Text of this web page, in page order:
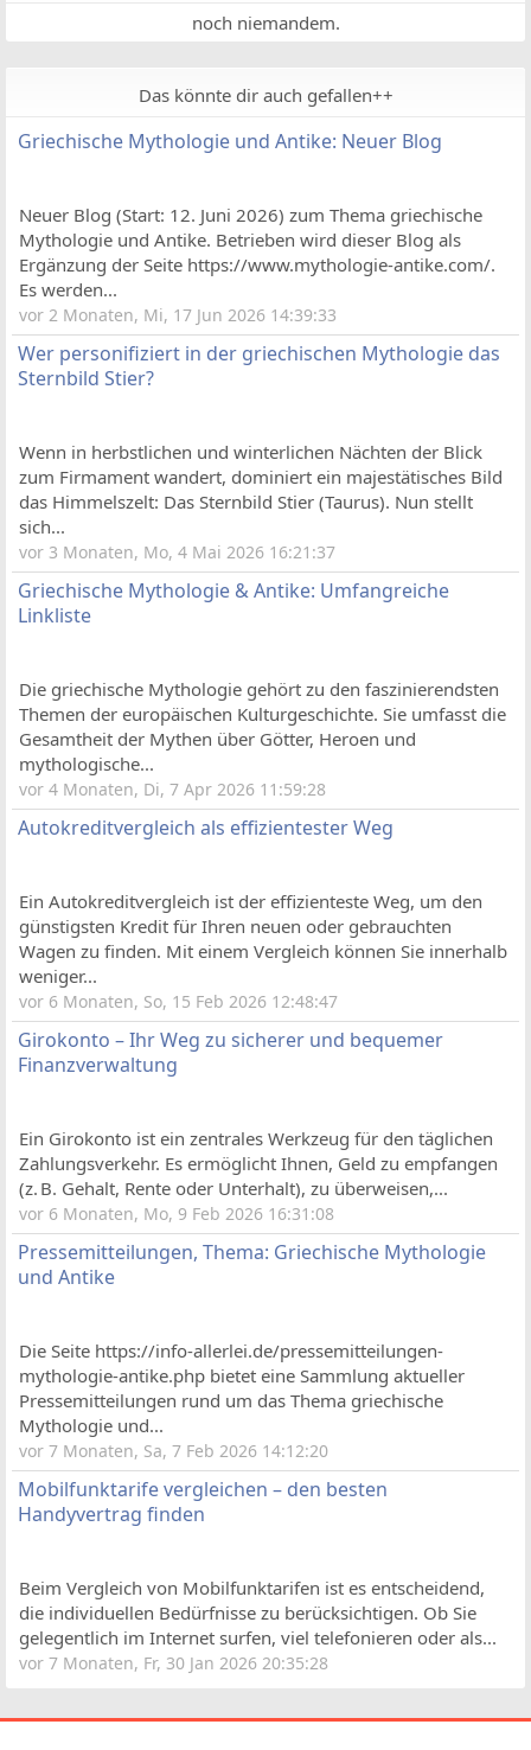
noch niemandem.
Das könnte dir auch gefallen++
Griechische Mythologie und Antike: Neuer Blog
Neuer Blog (Start: 12. Juni 2026) zum Thema griechische
Mythologie und Antike. Betrieben wird dieser Blog als
Ergänzung der Seite https://www.mythologie-antike.com/.
Es werden...
vor 2 Monaten, Mi, 17 Jun 2026 14:39:33
Wer personifiziert in der griechischen Mythologie das
Sternbild Stier?
Wenn in herbstlichen und winterlichen Nächten der Blick
zum Firmament wandert, dominiert ein majestätisches Bild
das Himmelszelt: Das Sternbild Stier (Taurus). Nun stellt
sich...
vor 3 Monaten, Mo, 4 Mai 2026 16:21:37
Griechische Mythologie & Antike: Umfangreiche
Linkliste
Die griechische Mythologie gehört zu den faszinierendsten
Themen der europäischen Kulturgeschichte. Sie umfasst die
Gesamtheit der Mythen über Götter, Heroen und
mythologische...
vor 4 Monaten, Di, 7 Apr 2026 11:59:28
Autokreditvergleich als effizientester Weg
Ein Autokreditvergleich ist der effizienteste Weg, um den
günstigsten Kredit für Ihren neuen oder gebrauchten
Wagen zu finden. Mit einem Vergleich können Sie innerhalb
weniger...
vor 6 Monaten, So, 15 Feb 2026 12:48:47
Girokonto – Ihr Weg zu sicherer und bequemer
Finanzverwaltung
Ein Girokonto ist ein zentrales Werkzeug für den täglichen
Zahlungsverkehr. Es ermöglicht Ihnen, Geld zu empfangen
(z. B. Gehalt, Rente oder Unterhalt), zu überweisen,...
vor 6 Monaten, Mo, 9 Feb 2026 16:31:08
Pressemitteilungen, Thema: Griechische Mythologie
und Antike
Die Seite https://info-allerlei.de/pressemitteilungen-
mythologie-antike.php bietet eine Sammlung aktueller
Pressemitteilungen rund um das Thema griechische
Mythologie und...
vor 7 Monaten, Sa, 7 Feb 2026 14:12:20
Mobilfunktarife vergleichen – den besten
Handyvertrag finden
Beim Vergleich von Mobilfunktarifen ist es entscheidend,
die individuellen Bedürfnisse zu berücksichtigen. Ob Sie
gelegentlich im Internet surfen, viel telefonieren oder als...
vor 7 Monaten, Fr, 30 Jan 2026 20:35:28